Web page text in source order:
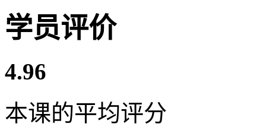
学员评价
4.96
本课的平均评分